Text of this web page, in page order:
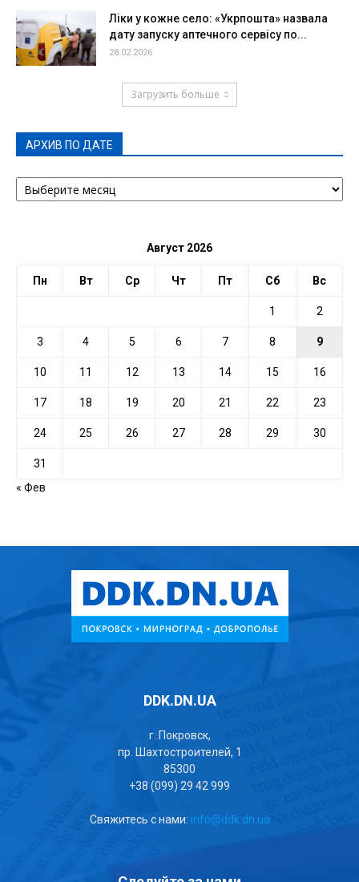
Ліки у кожне село: «Укрпошта» назвала
дату запуску аптечного сервісу по...
28.02.2026
Загрузить больше
АРХИВ ПО ДАТЕ
АРХИВ
ПО
Август 2026
Пн Вт Ср Чт Пт Сб Вс
1 2
3 4 5 6 7 8 9
10 11 12 13 14 15 16
17 18 19 20 21 22 23
24 25 26 27 28 29 30
31
« Фев
DDK.DN.UA
г. Покровск,
пр. Шахтостроителей, 1
85300
+38 (099) 29 42 999
Свяжитесь с нами: info@ddk.dn.ua